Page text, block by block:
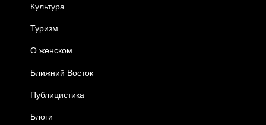
Культура
Туризм
О женском
Ближний Восток
Публицистика
Блоги